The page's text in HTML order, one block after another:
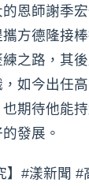
恩師謝季
方德隆接
之路，其
如今出任
期待他能
發展。
】#漾新聞 #